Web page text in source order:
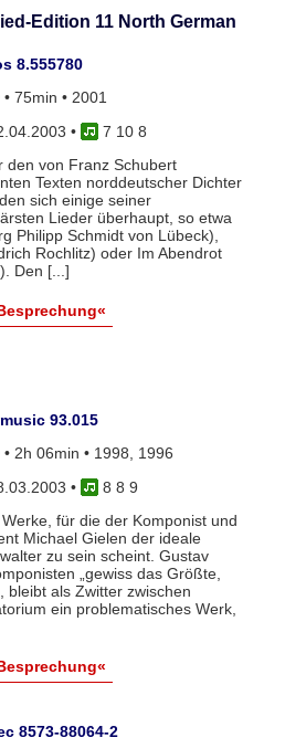
Edition 11 North German
8.555780
75min • 2001
•
7 10 8
den von Franz Schubert
Texten norddeutscher Dichter
sich einige seiner
Lieder überhaupt, so etwa
Philipp Schmidt von Lübeck),
Rochlitz) oder Im Abendrot
Den [...]
93.015
• 2h 06min • 1998, 1996
•
8 8 9
für die der Komponist und
Michael Gielen der ideale
zu sein scheint. Gustav
„gewiss das Größte,
bleibt als Zwitter zwischen
ein problematisches Werk,
8573-88064-2